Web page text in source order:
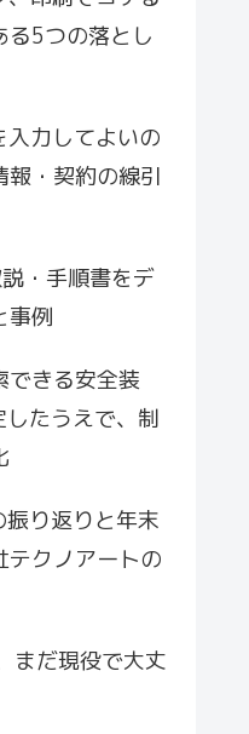
る5つの落とし
力してよいの
・契約の線引
・手順書をデ
事例
できる安全装
したうえで、制
り返りと年末
テクノアートの
まだ現役で大丈